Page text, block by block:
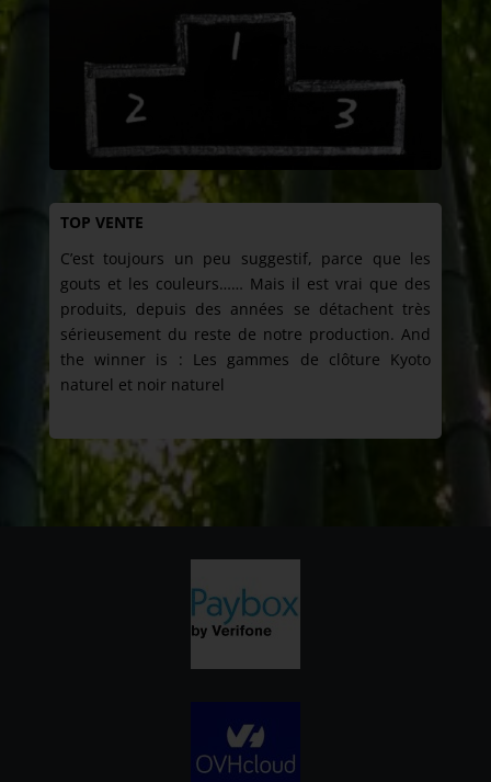
TOP VENTE
C’est toujours un peu suggestif, parce que les
gouts et les couleurs…… Mais il est vrai que des
produits, depuis des années se détachent très
sérieusement du reste de notre production. And
the winner is : Les gammes de clôture Kyoto
naturel et noir naturel